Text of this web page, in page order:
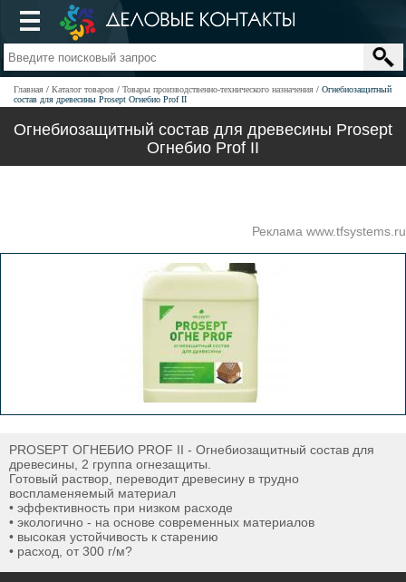
Главная Каталог товаров Товары производственно-технического назначения
Огнебиозащитный
состав для древесины Prosept Огнебио Prof II
Огнебиозащитный состав для древесины Prosept
Огнебио Prof II
Реклама www.tfsystems.ru
PROSEPT ОГНЕБИО PROF II - Огнебиозащитный состав для
древесины, 2 группа огнезащиты.
Готовый раствор, переводит древесину в трудно
воспламеняемый материал
• эффективность при низком расходе
• экологично - на основе современных материалов
• высокая устойчивость к старению
• расход, от 300 г/м?